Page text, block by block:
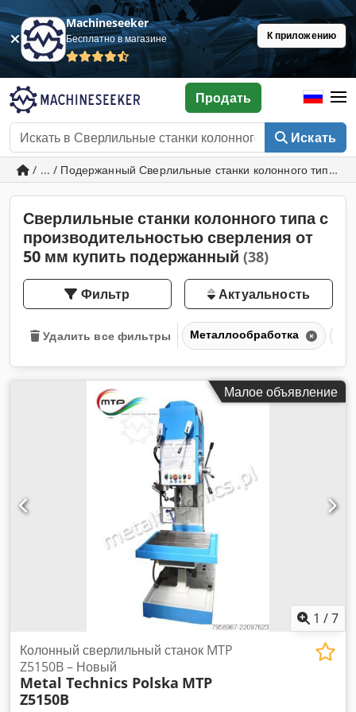
Machineseeker
Бесплатно в магазине К приложению
Искать
Продать
/ ... / Подержанный Сверлильные станки колонного типа с
Сверлильные станки колонного типа с
производительностью сверления от
50 мм купить подержанный (38)
Фильтр Актуальность
Удалить все фильтры Металлообработка
Малое объявление
1 /7
Колонный сверлильный станок MTP
Z5150B – Новый
Metal Technics Polska MTP
Z5150B